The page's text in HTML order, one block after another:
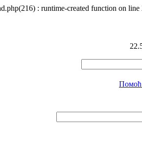
: runtime-created function on line
Помоћ